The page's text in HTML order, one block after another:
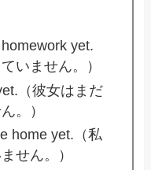
yet.
いません。）
（彼女はまだ
。）
home yet.（私
せん。）